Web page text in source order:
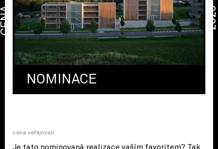
NOMINACE
cena veřejnosti
Je tato nominovaná realizace vaším favoritem? Tak
CENA 2026